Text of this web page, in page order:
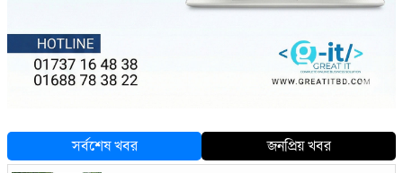
সর্বশেষ খবর
জনপ্রিয় খবর